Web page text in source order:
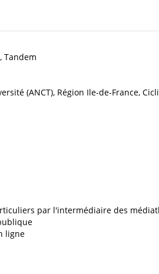
Tandem
(ANCT), Région Ile-de-France,
par l'intermédiaire des
ligne